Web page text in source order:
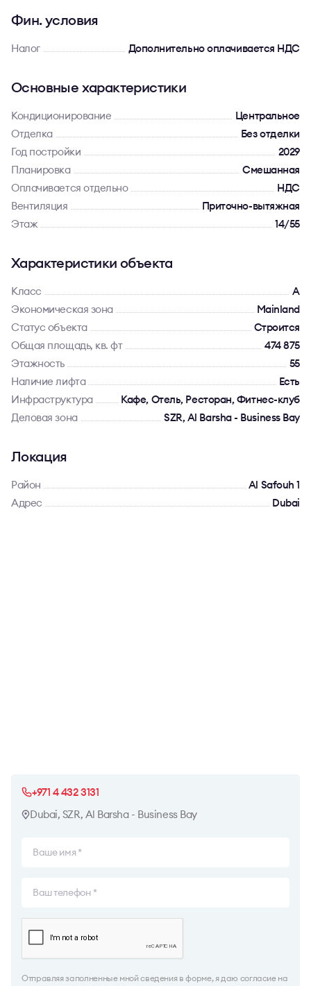
Фин. условия
Налог Дополнительно оплачивается НДС
Основные характеристики
Кондиционирование
Центральное
Отделка
Без отделки
Год постройки
2029
Планировка
Смешанная
Оплачивается отдельно
НДС
Вентиляция
Приточно-вытяжная
Этаж
14/55
Характеристики объекта
Класс
A
Экономическая зона
Mainland
Статус объекта
Строится
Общая площадь, кв. фт
474 875
Этажность
55
Наличие лифта
Есть
Инфраструктура
Кафе, Отель, Ресторан, Фитнес-клуб
Деловая зона
SZR, Al Barsha - Business Bay
Локация
Район
Al Safouh 1
Адрес
Dubai
+971 4 432 3131
Dubai, SZR, Al Barsha - Business Bay
Отправляя заполненные мной сведения в форме, я даю согласие на